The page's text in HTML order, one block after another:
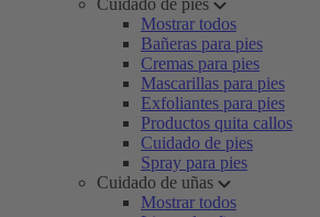
Cuidado de pies
Mostrar todos
Bañeras para pies
Cremas para pies
Mascarillas para pies
Exfoliantes para pies
Productos quita callos
Cuidado de pies
Spray para pies
Cuidado de uñas
Mostrar todos